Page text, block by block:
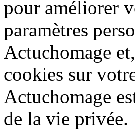
pour améliorer
paramètres
Actuchomage
cookies sur
Actuchomage
de la vie privée.